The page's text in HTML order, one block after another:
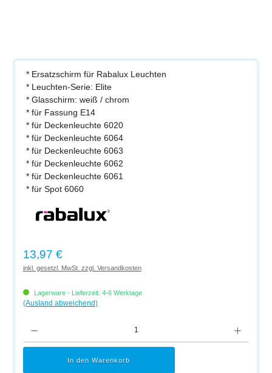
* Ersatzschirm für Rabalux Leuchten
* Leuchten-Serie: Elite
* Glasschirm: weiß / chrom
* für Fassung E14
* für Deckenleuchte 6020
* für Deckenleuchte 6064
* für Deckenleuchte 6063
* für Deckenleuchte 6062
* für Deckenleuchte 6061
* für Spot 6060
Regulärer Preis:
13,97 €
inkl. gesetzl. MwSt. zzgl. Versandkosten
Lagerware - Lieferzeit: 4-6 Werktage
(Ausland abweichend)
In den Warenkorb